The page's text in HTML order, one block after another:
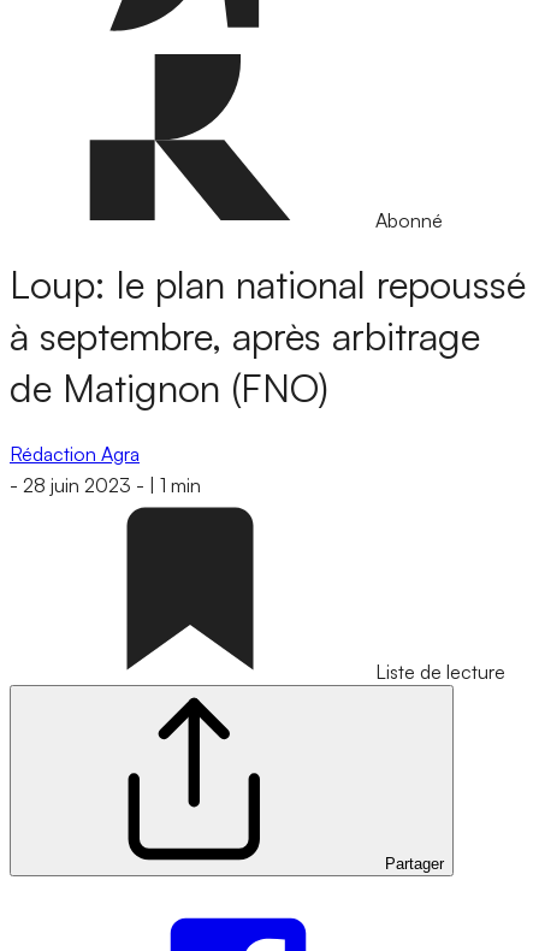
Abonné
Loup: le plan national repoussé
à septembre, après arbitrage
de Matignon (FNO)
Rédaction Agra
- 28 juin 2023 - 1 min
Liste de lecture
Partager